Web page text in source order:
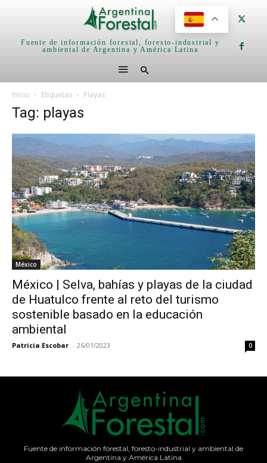
Fuente de información forestal, foresto-industrial y
ambiental de Argentina y América Latina
Inicio Etiquetas Playas
Tag: playas
México
México | Selva, bahías y playas de la ciudad
de Huatulco frente al reto del turismo
sostenible basado en la educación
ambiental
Patricia Escobar - 26/01/2023 0
Fuente de información forestal, foresto-industrial y ambiental de
Argentina y América Latina